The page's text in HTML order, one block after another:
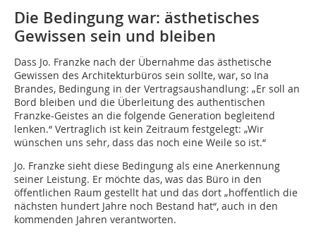
Die Bedingung war: ästhetisches
Gewissen sein und bleiben
Dass Jo. Franzke nach der Übernahme das ästhetische
Gewissen des Architekturbüros sein sollte, war, so Ina
Brandes, Bedingung in der Vertragsaushandlung: „Er soll an
Bord bleiben und die Überleitung des authentischen
Franzke-Geistes an die folgende Generation begleitend
lenken.“ Vertraglich ist kein Zeitraum festgelegt: „Wir
wünschen uns sehr, dass das noch eine Weile so ist.“
Jo. Franzke sieht diese Bedingung als eine Anerkennung
seiner Leistung. Er möchte das, was das Büro in den
öffentlichen Raum gestellt hat und das dort „hoffentlich die
nächsten hundert Jahre noch Bestand hat“, auch in den
kommenden Jahren verantworten.